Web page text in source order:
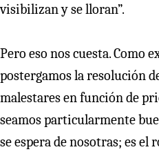
visibilizan y se lloran”.
Pero eso nos cuesta. Como
postergamos la resolución
malestares en función de
seamos particularmente
se espera de nosotras; es el